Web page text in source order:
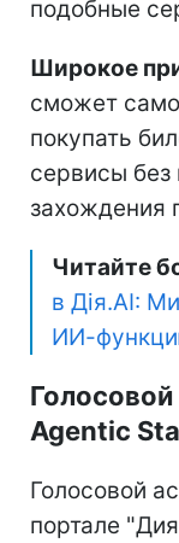
подобные
Широкое
сможет
покупать
сервисы без
захождения
Читайте
в Дія.AI:
ИИ-
Agentic
Голосовой
портале